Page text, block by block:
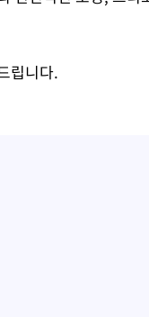
립니다.